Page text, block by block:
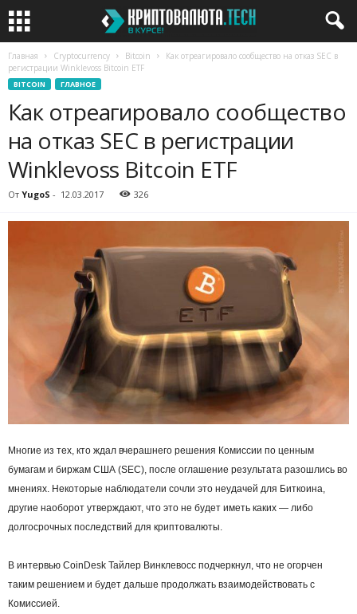
Главная Cryptocurrency Bitcoin
Как отреагировало сообщество на отказ SEC в
регистрации Winklevoss Bitcoin ETF
BITCOIN ГЛАВНОЕ
Как отреагировало сообщество
на отказ SEC в регистрации
Winklevoss Bitcoin ETF
От YugoS - 12.03.2017 326
Многие из тех, кто ждал вчерашнего решения Комиссии по ценным
бумагам и биржам США (SEC), после оглашение результата разошлись во
мнениях. Некоторые наблюдатели сочли это неудачей для Биткоина,
другие наоборот утверждают, что это не будет иметь каких — либо
долгосрочных последствий для криптовалюты.
В интервью CoinDesk Тайлер Винклевосс подчеркнул, что не огорчен
таким решением и будет дальше продолжать взаимодействовать с
Комиссией.